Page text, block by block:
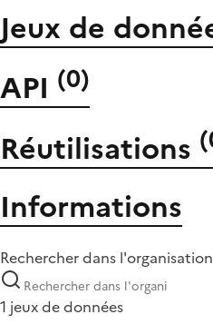
Jeux de
API (0)
Réutilisations (
Informations
Rechercher dans l'organisation
1 jeux de données